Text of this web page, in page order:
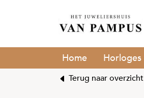
Horloges
Terug naar overzicht